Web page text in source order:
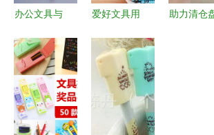
办公文具与
站式批发
解锁企业采
购新选择
爱好文具用
一手批发精
准对接厂家
源头
助力清仓